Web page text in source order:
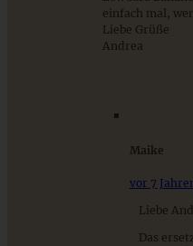
9 saisonale Rezepte im
& Gemüse der Saison
einfach mal,
Liebe Grüße
Andrea
Maike
vor 7
Liebe
Das